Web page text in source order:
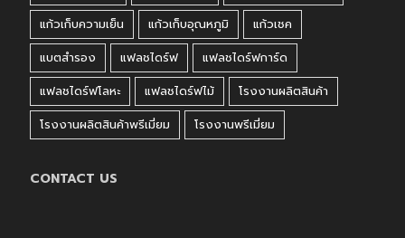
แก้วเก็บความเย็น
แก้วเก็บอุณหภูมิ
แก้วเชค
แบตสำรอง
แฟลชไดร์ฟ
แฟลชไดร์ฟการ์ด
แฟลชไดร์ฟโลหะ
แฟลชไดร์ฟไม้
โรงงานผลิตสินค้า
โรงงานผลิตสินค้าพรีเมี่ยม
โรงงานพรีเมี่ยม
CONTACT US